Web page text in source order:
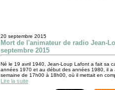
20 septembre 2015
Mort de l'animateur de radio Jean-
septembre 2015
Né le 19 avril 1940, Jean-Loup Lafont a fait sa
années 1970 et au début des années 1980, il a
semaine de 17h00 à 18h00, où il mettait en
Lire la suite